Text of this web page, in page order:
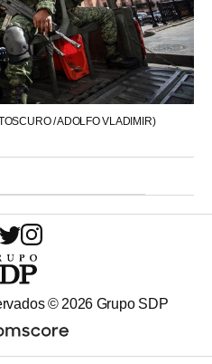
/ ADOLFO VLADIMIR)
© 2026 Grupo SDP